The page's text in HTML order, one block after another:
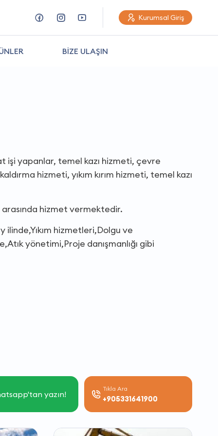
Kurumsal Giriş
BİZE ULAŞIN
işi yapanlar, temel kazı hizmeti, çevre
hizmeti, yıkım kırım hizmeti, temel kazı
hizmet vermektedir.
hizmetleri,Dolgu ve
yönetimi,Proje danışmanlığı gibi
yazın!
Tıkla Ara
+905331641900